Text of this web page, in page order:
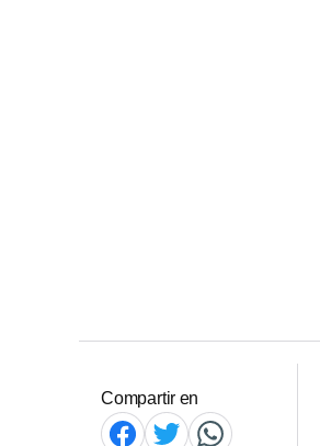
Compartir en